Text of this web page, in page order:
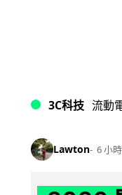
3C科技 流動
Lawton 6 小時